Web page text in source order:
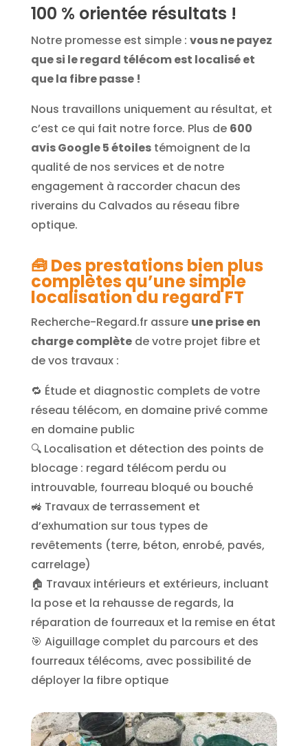
100 % orientée résultats !
Notre promesse est simple : vous ne payez
que si le regard télécom est localisé et
que la fibre passe !
Nous travaillons uniquement au résultat, et
c’est ce qui fait notre force. Plus de 600
avis Google 5 étoilestémoignent de la
qualité de nos services et de notre
engagement à raccorder chacun des
riverains du Calvados au réseau fibre
optique.
🧰Des prestations bien plus
complètes qu’une simple
localisation du regard FT
Recherche-Regard.fr assure une prise en
charge complètede votre projet fibre et
de vos travaux :
🔁 Étude et diagnostic complets de votre
réseau télécom, en domaine privé comme
en domaine public
🔍 Localisation et détection des points de
blocage : regard télécom perdu ou
introuvable, fourreau bloqué ou bouché
🚜 Travaux de terrassement et
d’exhumation sur tous types de
revêtements (terre, béton, enrobé, pavés,
carrelage)
🏠 Travaux intérieurs et extérieurs, incluant
la pose et la rehausse de regards, la
réparation de fourreaux et la remise en état
🎯 Aiguillage complet du parcours et des
fourreaux télécoms, avec possibilité de
déployer la fibre optique